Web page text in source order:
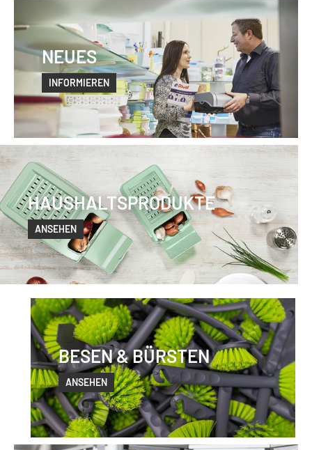
NEUES
INFORMIEREN
HAUSHALTSPRODUKTE
ANSEHEN
BESEN & BÜRSTEN
ANSEHEN